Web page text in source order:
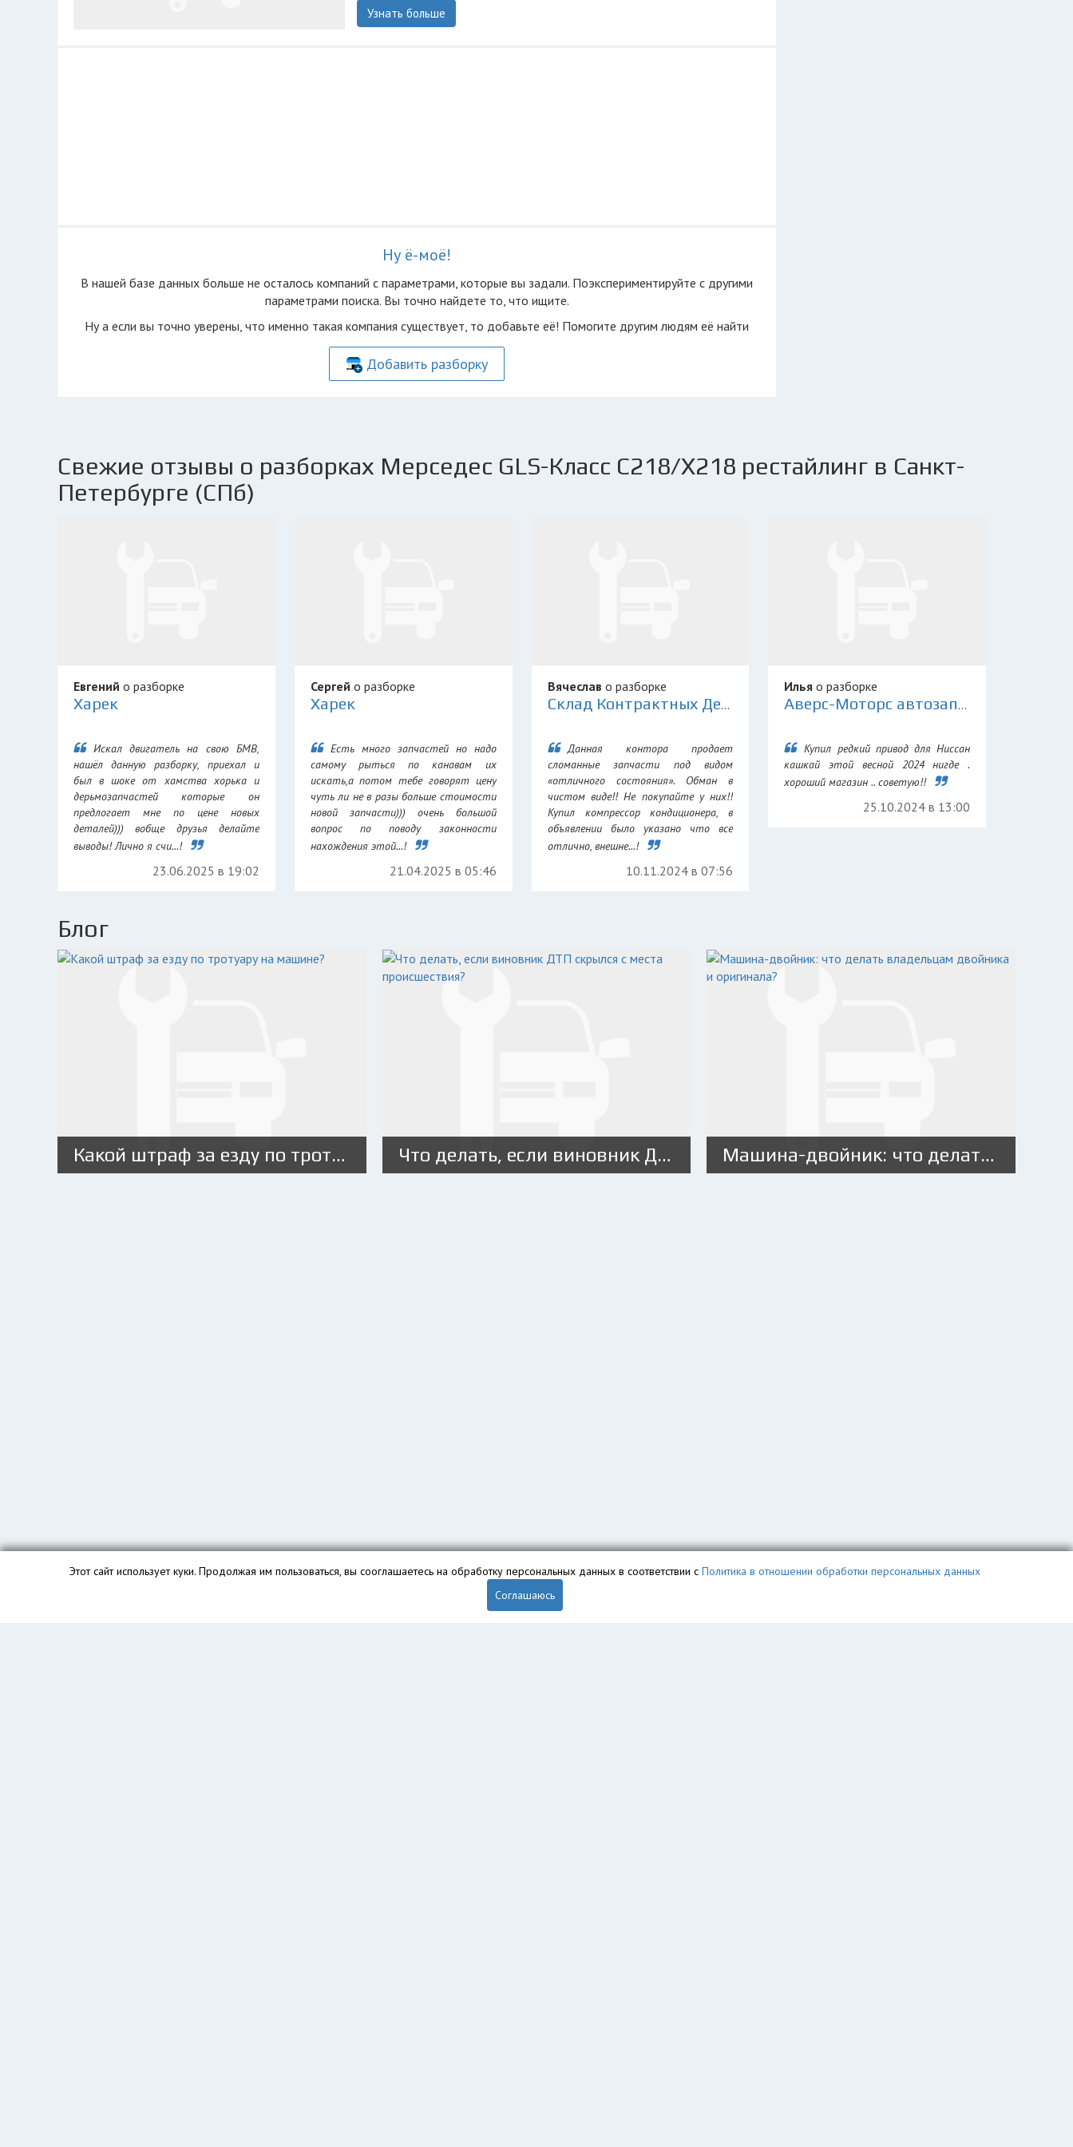
Узнать больше
Ну ё-моё!
В нашей базе данных больше не осталоcь компаний с параметрами, которые вы задали. Поэкспериментируйте с другими
параметрами поиска. Вы точно найдете то, что ищите.
Ну а если вы точно уверены, что именно такая компания существует, то добавьте её! Помогите другим людям её найти
Добавить разборку
Свежие отзывы о разборках Мерседес GLS-Класс C218/X218 рестайлинг в Санкт-
Петербурге (СПб)
Евгений о разборке
Харек
Искал двигатель на свою БМВ,
нашёл данную разборку, приехал и
был в шоке от хамства хорька и
дерьмозапчастей которые он
предлогает мне по цене новых
деталей))) вобще друзья делайте
выводы! Лично я счи...!
23.06.2025 в 19:02
Сергей о разборке
Харек
Есть много запчастей но надо
самому рыться по канавам их
искать,а потом тебе говорят цену
чуть ли не в разы больше стоимости
новой запчасти))) очень большой
вопрос по поводу законности
нахождения этой...!
21.04.2025 в 05:46
Вячеслав о разборке
Склад Контрактных Деталей 78
Данная контора продает
сломанные запчасти под видом
«отличного состояния». Обман в
чистом виде!! Не покупайте у них!!
Купил компрессор кондиционера, в
объявлении было указано что все
отлично, внешне...!
10.11.2024 в 07:56
Илья о разборке
Аверс-Моторс автозапчасти для иномарок
Купил редкий привод для Ниссан
кашкай этой весной 2024 нигде .
хороший магазин .. советую!!
25.10.2024 в 13:00
Блог
Какой штраф за езду по тротуару на машине? Что делать, если виновник ДТП скрылся с места происшествия? Машина-двойник: что делать владельцам двойника и оригинала?
Этот сайт использует куки. Продолжая им пользоваться, вы сооглашаетесь на обработку персональных данных в соответствии с Политика в отношении обработки персональных данных
Соглашаюсь